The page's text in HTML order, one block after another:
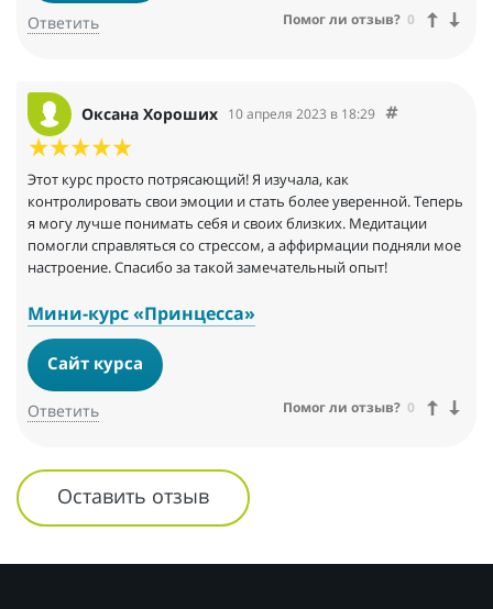
Ответить Помог ли отзыв? 0
Оксана Хороших 10 апреля 2023 в 18:29
Этот курс просто потрясающий! Я изучала, как
контролировать свои эмоции и стать более уверенной. Теперь
я могу лучше понимать себя и своих близких. Медитации
помогли справляться со стрессом, а аффирмации подняли мое
настроение. Спасибо за такой замечательный опыт!
Мини-курс «Принцесса»
Сайт курса
Ответить Помог ли отзыв? 0
Оставить отзыв